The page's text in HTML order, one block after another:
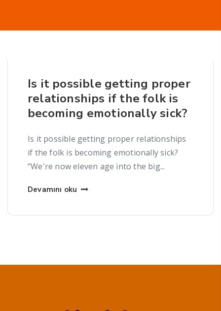
Is it possible getting proper
relationships if the folk is
becoming emotionally sick?
Is it possible getting proper relationships
if the folk is becoming emotionally sick?
“We're now eleven age into the big...
Devamını oku